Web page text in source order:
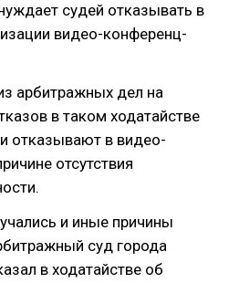
судей отказывать в
видео-конференц-
арбитражных дел на
в таком ходатайстве
отказывают в видео-
отсутствия
и иные причины
суд города
в ходатайстве об